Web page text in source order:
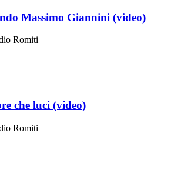
Massimo Giannini (video)
Romiti
che luci (video)
Romiti